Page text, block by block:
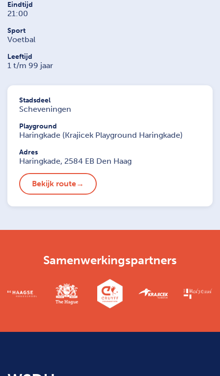
Eindtijd
21:00
Sport
Voetbal
Leeftijd
1 t/m 99 jaar
Stadsdeel
Scheveningen
Playground
Haringkade (Krajicek Playground Haringkade)
Adres
Haringkade, 2584 EB Den Haag
Bekijk route
Samenwerkingspartners